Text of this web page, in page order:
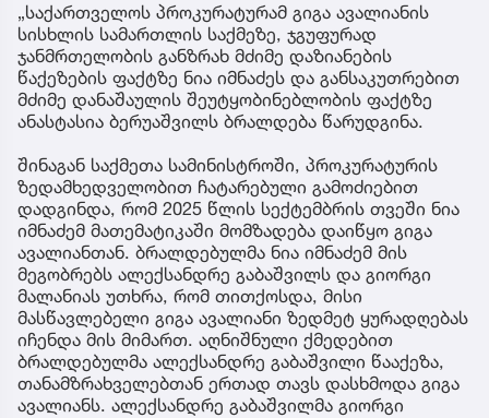
„საქართველოს პროკურატურამ გიგა ავალიანის
სისხლის სამართლის საქმეზე, ჯგუფურად
ჯანმრთელობის განზრახ მძიმე დაზიანების
წაქეზების ფაქტზე ნია იმნაძეს და განსაკუთრებით
მძიმე დანაშაულის შეუტყობინებლობის ფაქტზე
ანასტასია ბერუაშვილს ბრალდება წარუდგინა.
შინაგან საქმეთა სამინისტროში, პროკურატურის
ზედამხედველობით ჩატარებული გამოძიებით
დადგინდა, რომ 2025 წლის სექტემბრის თვეში ნია
იმნაძემ მათემატიკაში მომზადება დაიწყო გიგა
ავალიანთან. ბრალდებულმა ნია იმნაძემ მის
მეგობრებს ალექსანდრე გაბაშვილს და გიორგი
მალანიას უთხრა, რომ თითქოსდა, მისი
მასწავლებელი გიგა ავალიანი ზედმეტ ყურადღებას
იჩენდა მის მიმართ. აღნიშნული ქმედებით
ბრალდებულმა ალექსანდრე გაბაშვილი წააქეზა,
თანამზრახველებთან ერთად თავს დასხმოდა გიგა
ავალიანს. ალექსანდრე გაბაშვილმა გიორგი